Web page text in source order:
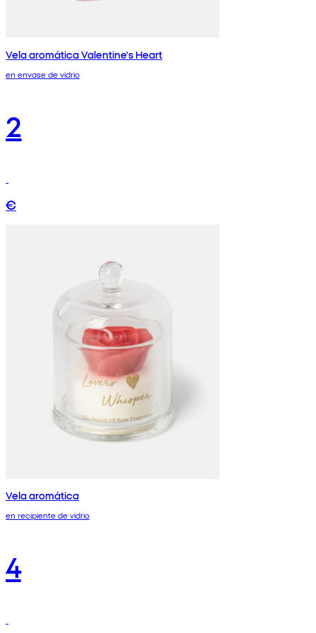
Vela aromática Valentine's Heart
en envase de vidrio
2
€
Vela aromática
en recipiente de vidrio
4